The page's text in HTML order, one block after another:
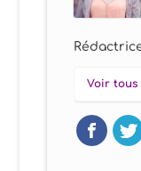
Voir tous